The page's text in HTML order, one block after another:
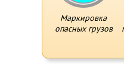
Маркировка
опасных грузов